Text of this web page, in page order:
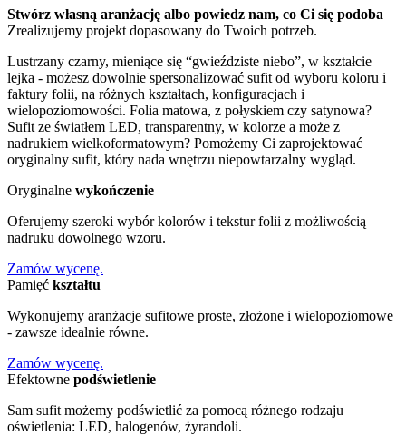
Stwórz własną aranżację albo powiedz nam, co Ci się podoba
Zrealizujemy projekt dopasowany do Twoich potrzeb.
Lustrzany czarny, mieniące się “gwieździste niebo”, w kształcie
lejka - możesz dowolnie spersonalizować sufit od wyboru koloru i
faktury folii, na różnych kształtach, konfiguracjach i
wielopoziomowości. Folia matowa, z połyskiem czy satynowa?
Sufit ze światłem LED, transparentny, w kolorze a może z
nadrukiem wielkoformatowym? Pomożemy Ci zaprojektować
oryginalny sufit, który nada wnętrzu niepowtarzalny wygląd.
Oryginalne wykończenie
Oferujemy szeroki wybór kolorów i tekstur folii z możliwością
nadruku dowolnego wzoru.
Zamów wycenę.
Pamięć kształtu
Wykonujemy aranżacje sufitowe proste, złożone i wielopoziomowe
- zawsze idealnie równe.
Zamów wycenę.
Efektowne podświetlenie
Sam sufit możemy podświetlić za pomocą różnego rodzaju
oświetlenia: LED, halogenów, żyrandoli.